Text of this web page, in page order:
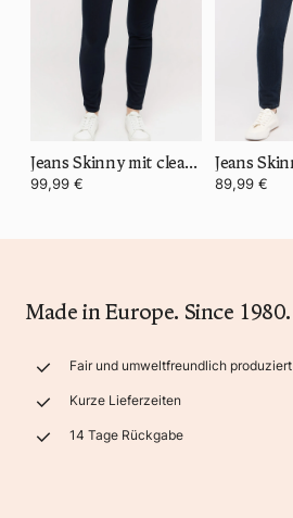
Jeans Skinny mit cleanem Super Stretch Denim
99,99 € 89,99 €
Made in Europe. Since 1980.
Fair und umweltfreundlich produziert
Kurze Lieferzeiten
14 Tage Rückgabe